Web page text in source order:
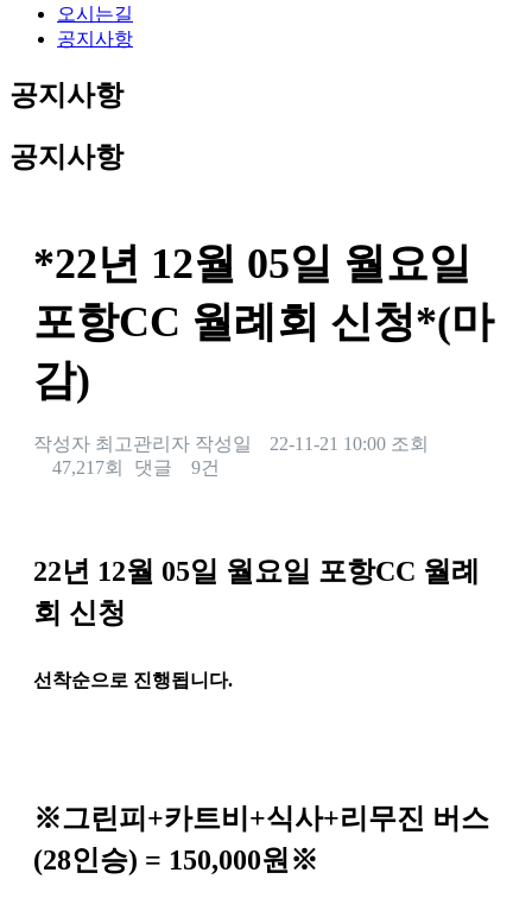
오시는길
공지사항
공지사항
공지사항
*22년 12월 05일 월요일
포항CC 월례회 신청*(마
감)
작성자 최고관리자 작성일 22-11-21 10:00 조회
47,217회
댓글 9건
22년 12월 05일 월요일 포항CC 월례
회 신청
선착순으로 진행됩니다.
※그린피 +카트비 +식사+리무진 버스
(28인승) = 150,000원※